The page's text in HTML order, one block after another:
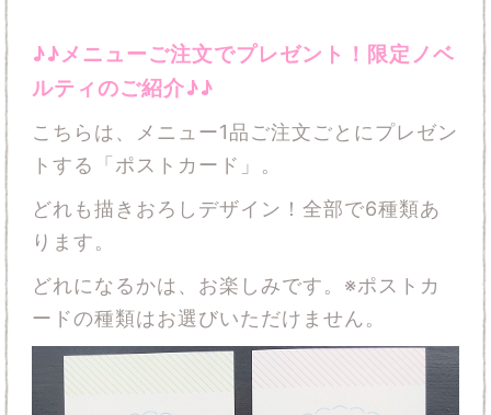
♪♪メニューご注文でプレゼント！限定ノベ
ルティのご紹介♪♪
こちらは、メニュー1品ご注文ごとにプレゼン
トする「ポストカード」。
どれも描きおろしデザイン！全部で6種類あ
ります。
どれになるかは、お楽しみです。※ポストカ
ードの種類はお選びいただけません。